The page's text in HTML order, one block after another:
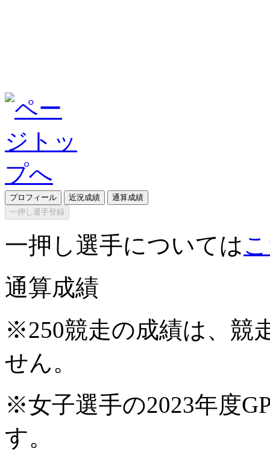
プロフィール 近況成績
通算成績
一押し選手登録
一押し選手については
通算成績
※250競走の成績は、競
せん。
※女子選手の2023年度
す。